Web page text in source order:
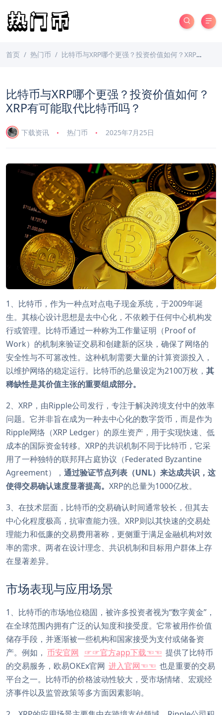
首页 热门币 比特币与XRP哪个更强？投资价值如何？XRP有可能取代比特币吗？
比特币与XRP哪个更强？投资价值如何？
XRP有可能取代比特币吗？
下载资讯 热门币 2025年7月25日
1、比特币，作为一种点对点电子现金系统，于2009年诞
生。其核心设计思想是去中心化，不依赖于任何中心机构发
行或管理。比特币通过一种称为工作量证明（Proof of
Work）的机制来验证交易和创建新的区块，确保了网络的
安全性与不可篡改性。这种机制需要大量的计算资源投入，
以维护网络的稳定运行。比特币的总量设定为2100万枚， 其
稀缺性是其价值主张的重要组成部分。
2、XRP，由Ripple公司发行，专注于解决跨境支付中的效率
问题。它并非旨在成为一种去中心化的数字货币，而是作为
Ripple网络（XRP Ledger）的原生资产，用于实现快速、低
成本的国际资金转移。XRP的共识机制不同于比特币，它采
用了一种独特的联邦拜占庭协议（Federated Byzantine
Agreement）， 通过验证节点列表（UNL）来达成共识，这
使得交易确认速度显著提高。 XRP的总量为1000亿枚。
3、在技术层面，比特币的交易确认时间通常较长，但其去
中心化程度极高，抗审查能力强。XRP则以其快速的交易处
理能力和低廉的交易费用著称，更侧重于满足金融机构对效
率的需求。两者在设计理念、共识机制和目标用户群体上存
在显著差异。
市场表现与应用场景
1、比特币的市场地位稳固，被许多投资者视为“数字黄金”，
在全球范围内拥有广泛的认知度和接受度。它常被用作价值
储存手段，并逐渐被一些机构和国家接受为支付或储备资
产。例如， 币安官网 ☞☞官方app下载☜☜ 提供了比特币
的交易服务，欧易OKEx官网 进入官网☜☜ 也是重要的交易
平台之一。比特币的价格波动性较大，受市场情绪、宏观经
济事件以及监管政策等多方面因素影响。